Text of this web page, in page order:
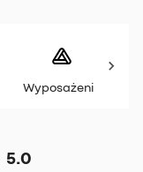
Wyposażenie
5.0